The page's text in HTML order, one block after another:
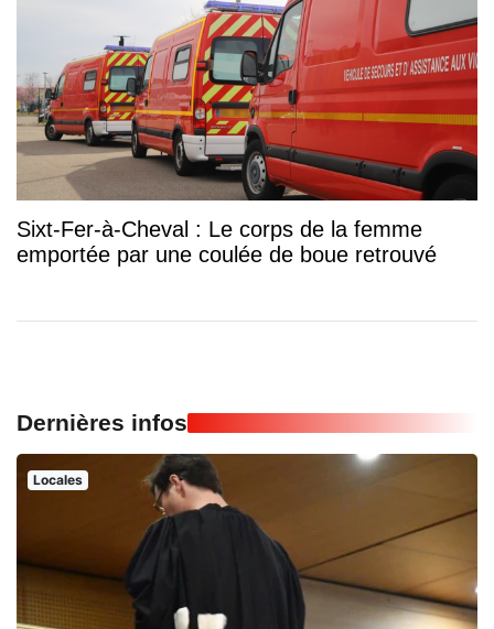
Sixt-Fer-à-Cheval : Le corps de la femme
emportée par une coulée de boue retrouvé
Dernières infos
Locales